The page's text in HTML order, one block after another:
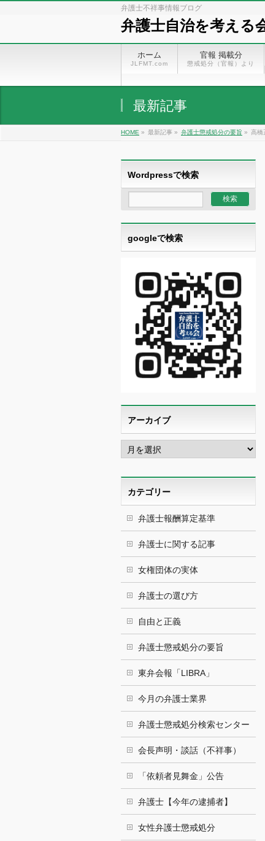
弁護士不祥事情報ブログ
弁護士自治を考える
ホーム
JLFMT.com
官報 掲載分
懲戒処分（官報）より
最新記事
HOME » 最新記事 » 弁護士懲戒処分の要旨 » 高橋
Wordpressで検索
googleで検索
アーカイブ
ア
ー
イ
ブカテゴリー
弁護士報酬算定基準
弁護士に関する記事
女権団体の実体
弁護士の選び方
自由と正義
弁護士懲戒処分の要旨
東弁会報「LIBRA」
今月の弁護士業界
弁護士懲戒処分検索センター
会長声明・談話（不祥事）
「依頼者見舞金」公告
弁護士【今年の逮捕者】
女性弁護士懲戒処分